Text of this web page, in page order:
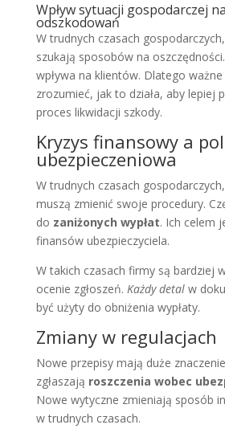
Wpływ sytuacji gospodarczej
odszkodowań
W trudnych czasach
szukają sposobów na
wpływa na klientów. Dlatego
zrozumieć, jak to działa, aby lepiej
proces likwidacji szkody.
Kryzys finansowy a
ubezpieczeniowa
W trudnych czasach
muszą zmienić swoje procedury.
do zaniżonych wypłat. Ich celem
finansów ubezpieczyciela.
W takich czasach firmy są bardziej
ocenie zgłoszeń. Każdy detalw
być użyty do obniżenia wypłaty.
Zmiany w regulacjach
Nowe przepisy mają duże
zgłaszają roszczenia wobec
Nowe wytyczne zmieniają sposób
w trudnych czasach.